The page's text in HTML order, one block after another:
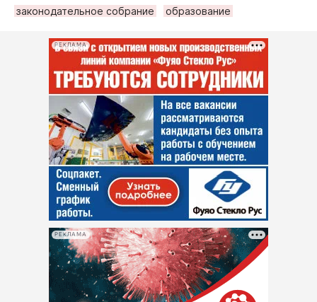
законодательное собрание
образование
РЕКЛАМА
РЕКЛАМА